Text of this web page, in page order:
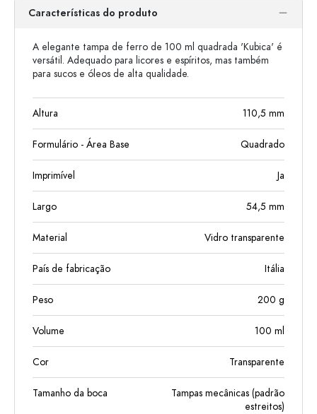
Características do produto
A elegante tampa de ferro de 100 ml quadrada 'Kubica' é
versátil. Adequado para licores e espíritos, mas também
para sucos e óleos de alta qualidade.
Altura 110,5 mm
Formulário - Área Base Quadrado
Imprimível Ja
Largo 54,5 mm
Material Vidro transparente
País de fabricação Itália
Peso 200 g
Volume 100 ml
Cor Transparente
Tamanho da boca
Tampas mecânicas (padrão
estreitos)